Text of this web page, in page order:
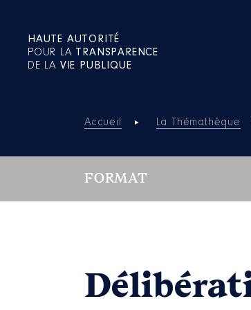
HAUTE AUTORITÉ
POUR LA TRANSPARENCE
DE LA VIE PUBLIQUE
Accueil La Thémathèque
FORMAT